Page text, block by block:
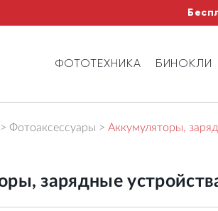
ФОТОТЕХНИКА БИНОКЛИ
Фотоаксессуары Аккумуляторы,
зарядные